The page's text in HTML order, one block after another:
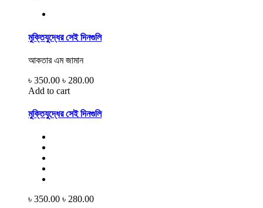
মুক্তিযুদ্ধের সেই দিনগুলি
আকতার এম জামান
৳ 350.00 ৳ 280.00
Add to cart
মুক্তিযুদ্ধের সেই দিনগুলি
৳ 350.00 ৳ 280.00